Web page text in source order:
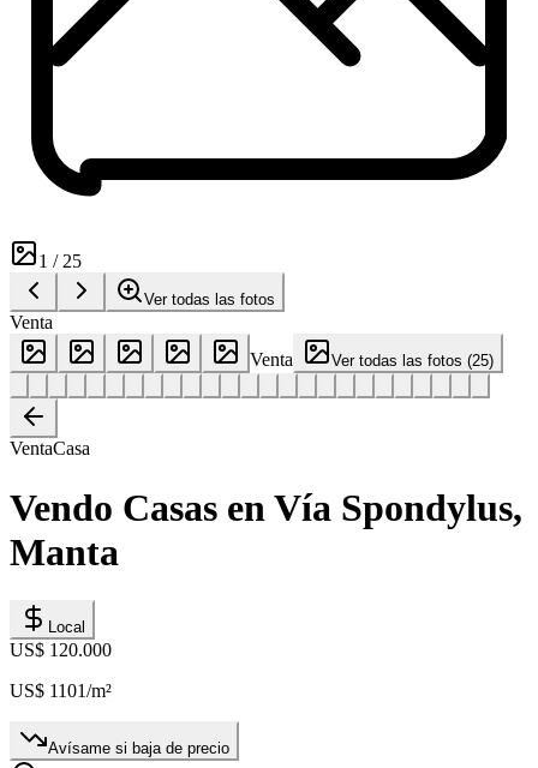
1 /25
Ver todas las fotos
Venta
Venta
Ver todas las fotos (25)
VentaCasa
Vendo Casas en Vía Spondylus,
Manta
Local
US$ 120.000
US$ 1101/m²
Avísame si baja de precio